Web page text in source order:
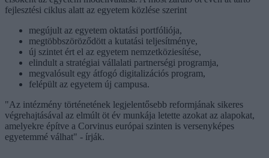
fejlesztési ciklus alatt az egyetem közlése szerint
megújult az egyetem oktatási portfóliója,
megtöbbszöröződött a kutatási teljesítménye,
új szintet ért el az egyetem nemzetköziesítése,
elindult a stratégiai vállalati partnerségi programja,
megvalósult egy átfogó digitalizációs program,
felépült az egyetem új campusa.
"Az intézmény történetének legjelentősebb reformjának sikeres
végrehajtásával az elmúlt öt év munkája letette azokat az alapokat,
amelyekre építve a Corvinus európai szinten is versenyképes
egyetemmé válhat" - írják.